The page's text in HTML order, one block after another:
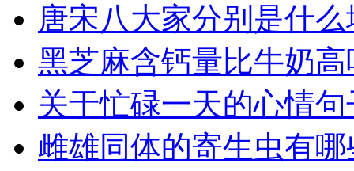
唐宋八大家分别是什
黑芝麻含钙量比牛奶高
关于忙碌一天的心情句
雌雄同体的寄生虫有哪